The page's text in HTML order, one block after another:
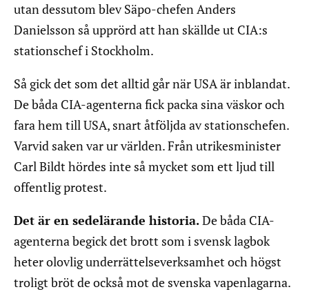
utan dessutom blev Säpo-chefen Anders
Danielsson så upprörd att han skällde ut CIA:s
stationschef i Stockholm.
Så gick det som det alltid går när USA är inblandat.
De båda CIA-agenterna fick packa sina väskor och
fara hem till USA, snart åtföljda av stationschefen.
Varvid saken var ur världen. Från utrikesminister
Carl Bildt hördes inte så mycket som ett ljud till
offentlig protest.
Det är en sedelärande historia.De båda CIA-
agenterna begick det brott som i svensk lagbok
heter olovlig underrättelseverksamhet och högst
troligt bröt de också mot de svenska vapenlagarna.